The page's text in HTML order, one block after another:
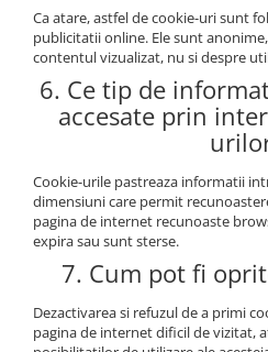
Ca atare, astfel de cookie-uri sunt
publicitatii online. Ele sunt
contentul vizualizat, nu si despre
6. Ce tip de
accesate prin
Cookie-urile pastreaza informatii
dimensiuni care permit
pagina de internet recunoaste
expira sau sunt sterse.
7. Cum pot fi
Dezactivarea si refuzul de a primi
pagina de internet dificil de vizitat,